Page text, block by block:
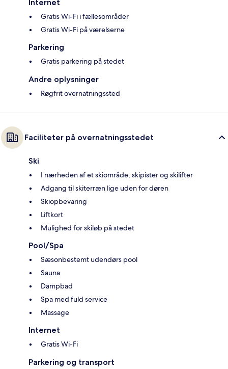
Internet
Gratis Wi-Fi i fællesområder
Gratis Wi-Fi på værelserne
Parkering
Gratis parkering på stedet
Andre oplysninger
Røgfrit overnatningssted
Faciliteter på overnatningsstedet
Ski
I nærheden af et skiområde, skipister og skilifter
Adgang til skiterræn lige uden for døren
Skiopbevaring
Liftkort
Mulighed for skiløb på stedet
Pool/Spa
Sæsonbestemt udendørs pool
Sauna
Dampbad
Spa med fuld service
Massage
Internet
Gratis Wi-Fi
Parkering og transport